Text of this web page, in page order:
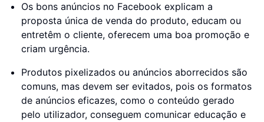
Os bons anúncios no Facebook explicam a
proposta única de venda do produto, educam ou
entretêm o cliente, oferecem uma boa promoção e
criam urgência.
Produtos pixelizados ou anúncios aborrecidos são
comuns, mas devem ser evitados, pois os formatos
de anúncios eficazes, como o conteúdo gerado
pelo utilizador, conseguem comunicar educação e